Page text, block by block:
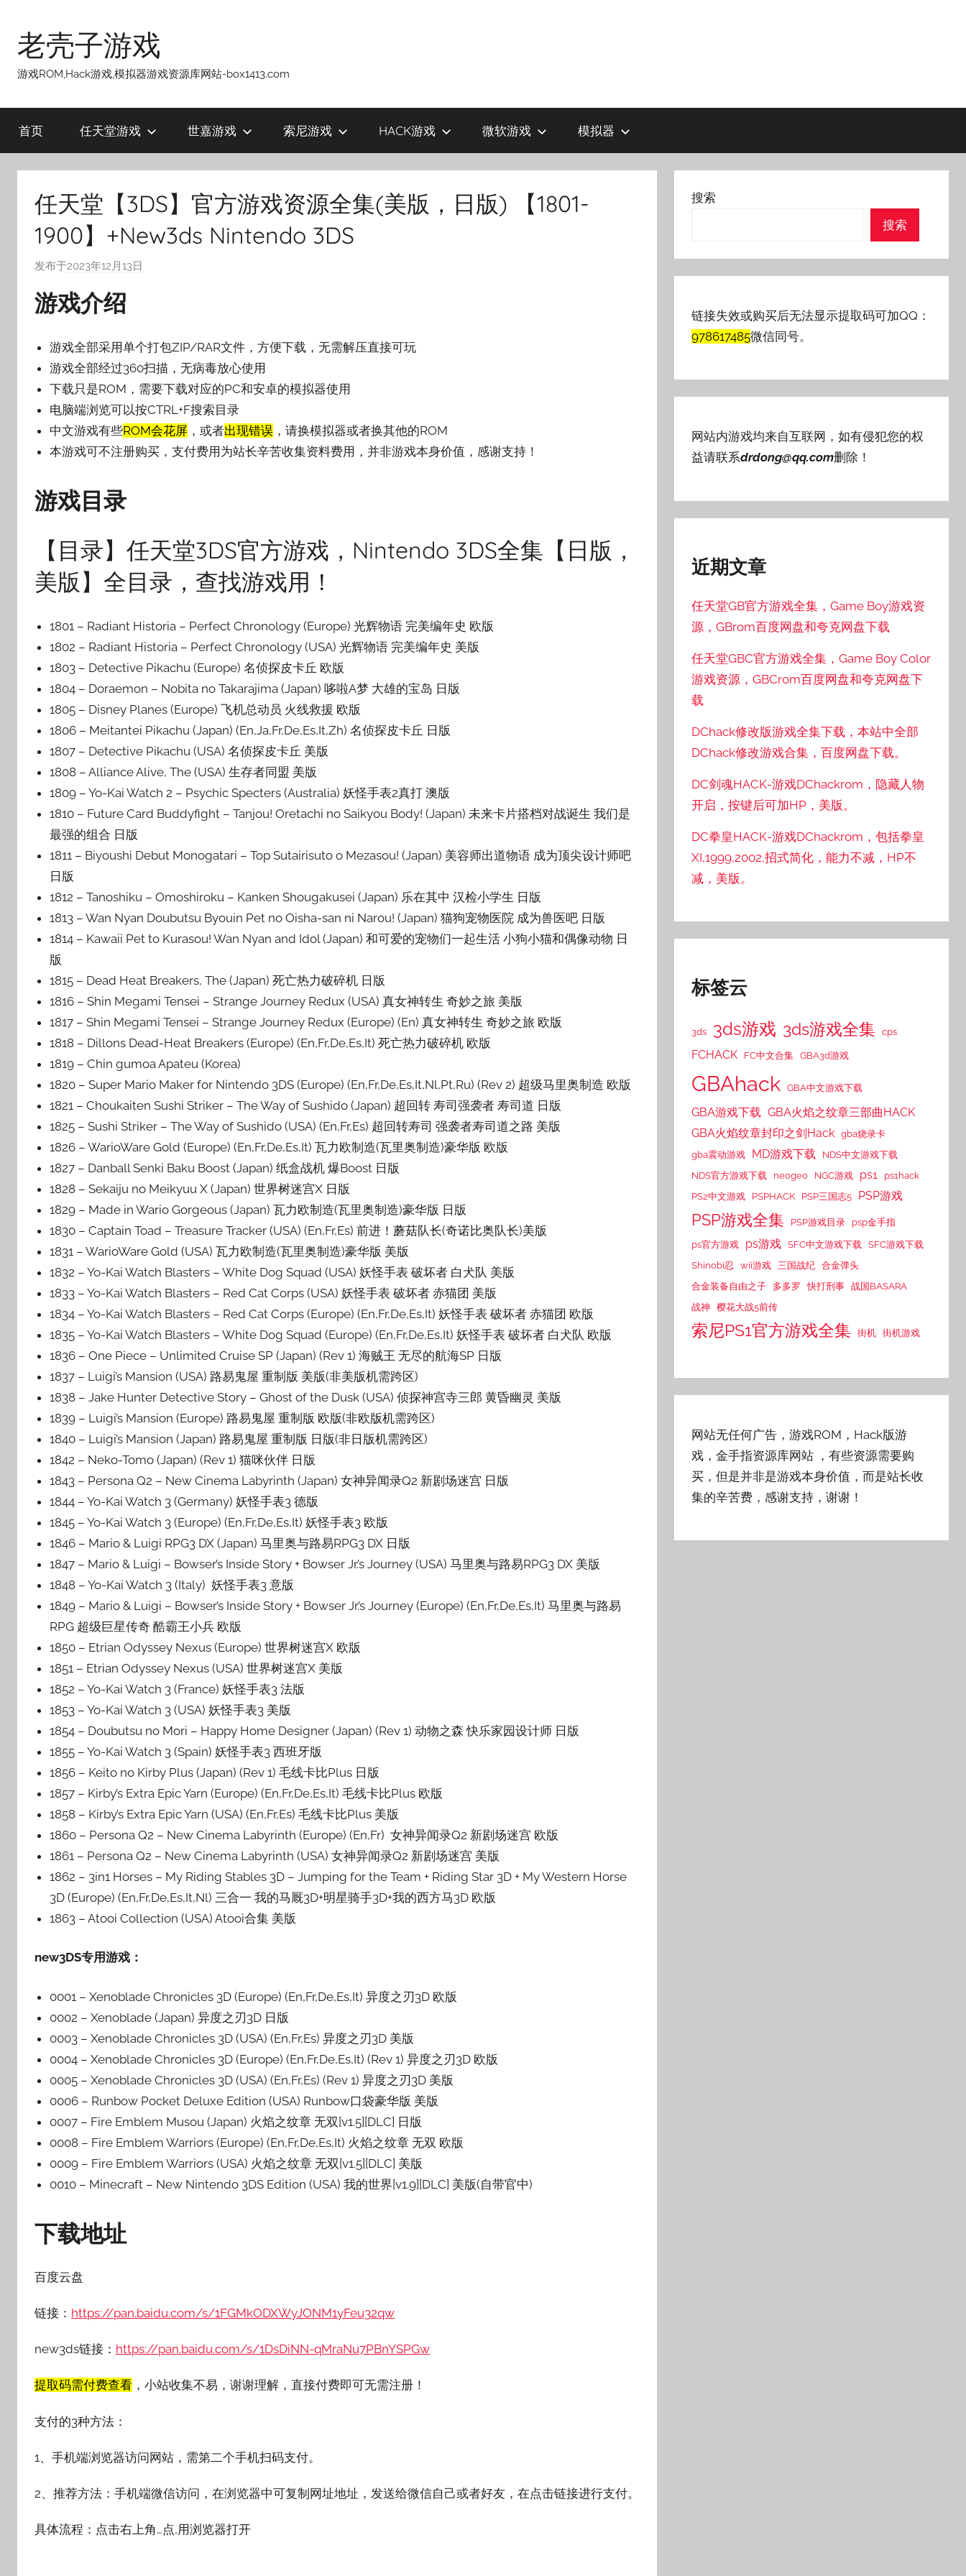
老壳子游戏
游戏ROM,Hack游戏,模拟器游戏资源库网站-box1413.com
首页 任天堂游戏 世嘉游戏 索尼游戏 HACK游戏 微软游戏 模拟器
任天堂【3DS】官方游戏资源全集(美版，日版) 【1801-
1900】+New3ds Nintendo 3DS
发布于2023年12月13日
壳
游戏介绍
游戏全部采用单个打包ZIP/RAR文件，方便下载，无需解压直接可玩
游戏全部经过360扫描，无病毒放心使用
下载只是ROM，需要下载对应的PC和安卓的模拟器使用
电脑端浏览可以按CTRL+F搜索目录
中文游戏有些ROM会花屏 ，或者出现错误 ，请换模拟器或者换其他的ROM
本游戏可不注册购买，支付费用为站长辛苦收集资料费用，并非游戏本身价值，感谢支持！
游戏目录
【目录】任天堂3DS官方游戏，Nintendo 3DS全集【日版，
美版】全目录，查找游戏用！
1801 – Radiant Historia – Perfect Chronology (Europe) 光辉物语 完美编年史 欧版
1802 – Radiant Historia – Perfect Chronology (USA) 光辉物语 完美编年史 美版
1803 – Detective Pikachu (Europe) 名侦探皮卡丘 欧版
1804 – Doraemon – Nobita no Takarajima (Japan) 哆啦A梦 大雄的宝岛 日版
1805 – Disney Planes (Europe) 飞机总动员 火线救援 欧版
1806 – Meitantei Pikachu (Japan) (En,Ja,Fr,De,Es,It,Zh) 名侦探皮卡丘 日版
1807 – Detective Pikachu (USA) 名侦探皮卡丘 美版
1808 – Alliance Alive, The (USA) 生存者同盟 美版
1809 – Yo-Kai Watch 2 – Psychic Specters (Australia) 妖怪手表2真打 澳版
1810 – Future Card Buddyfight – Tanjou! Oretachi no Saikyou Body! (Japan) 未来卡片搭档对战诞生 我们是
最强的组合 日版
1811 – Biyoushi Debut Monogatari – Top Sutairisuto o Mezasou! (Japan) 美容师出道物语 成为顶尖设计师吧
日版
1812 – Tanoshiku – Omoshiroku – Kanken Shougakusei (Japan) 乐在其中 汉检小学生 日版
1813 – Wan Nyan Doubutsu Byouin Pet no Oisha-san ni Narou! (Japan) 猫狗宠物医院 成为兽医吧 日版
1814 – Kawaii Pet to Kurasou! Wan Nyan and Idol (Japan) 和可爱的宠物们一起生活 小狗小猫和偶像动物 日
版
1815 – Dead Heat Breakers, The (Japan) 死亡热力破碎机 日版
1816 – Shin Megami Tensei – Strange Journey Redux (USA) 真女神转生 奇妙之旅 美版
1817 – Shin Megami Tensei – Strange Journey Redux (Europe) (En) 真女神转生 奇妙之旅 欧版
1818 – Dillons Dead-Heat Breakers (Europe) (En,Fr,De,Es,It) 死亡热力破碎机 欧版
1819 – Chin gumoa Apateu (Korea)
1820 – Super Mario Maker for Nintendo 3DS (Europe) (En,Fr,De,Es,It,Nl,Pt,Ru) (Rev 2) 超级马里奥制造 欧版
1821 – Choukaiten Sushi Striker – The Way of Sushido (Japan) 超回转 寿司强袭者 寿司道 日版
1825 – Sushi Striker – The Way of Sushido (USA) (En,Fr,Es) 超回转寿司 强袭者寿司道之路 美版
1826 – WarioWare Gold (Europe) (En,Fr,De,Es,It) 瓦力欧制造(瓦里奥制造)豪华版 欧版
1827 – Danball Senki Baku Boost (Japan) 纸盒战机 爆Boost 日版
1828 – Sekaiju no Meikyuu X (Japan) 世界树迷宫X 日版
1829 – Made in Wario Gorgeous (Japan) 瓦力欧制造(瓦里奥制造)豪华版 日版
1830 – Captain Toad – Treasure Tracker (USA) (En,Fr,Es) 前进！蘑菇队长(奇诺比奥队长)美版
1831 – WarioWare Gold (USA) 瓦力欧制造(瓦里奥制造)豪华版 美版
1832 – Yo-Kai Watch Blasters – White Dog Squad (USA) 妖怪手表 破坏者 白犬队 美版
1833 – Yo-Kai Watch Blasters – Red Cat Corps (USA) 妖怪手表 破坏者 赤猫团 美版
1834 – Yo-Kai Watch Blasters – Red Cat Corps (Europe) (En,Fr,De,Es,It) 妖怪手表 破坏者 赤猫团 欧版
1835 – Yo-Kai Watch Blasters – White Dog Squad (Europe) (En,Fr,De,Es,It) 妖怪手表 破坏者 白犬队 欧版
1836 – One Piece – Unlimited Cruise SP (Japan) (Rev 1) 海贼王 无尽的航海SP 日版
1837 – Luigi’s Mansion (USA) 路易鬼屋 重制版 美版(非美版机需跨区)
1838 – Jake Hunter Detective Story – Ghost of the Dusk (USA) 侦探神宫寺三郎 黄昏幽灵 美版
1839 – Luigi’s Mansion (Europe) 路易鬼屋 重制版 欧版(非欧版机需跨区)
1840 – Luigi’s Mansion (Japan) 路易鬼屋 重制版 日版(非日版机需跨区)
1842 – Neko-Tomo (Japan) (Rev 1) 猫咪伙伴 日版
1843 – Persona Q2 – New Cinema Labyrinth (Japan) 女神异闻录Q2 新剧场迷宫 日版
1844 – Yo-Kai Watch 3 (Germany) 妖怪手表3 德版
1845 – Yo-Kai Watch 3 (Europe) (En,Fr,De,Es,It) 妖怪手表3 欧版
1846 – Mario & Luigi RPG3 DX (Japan) 马里奥与路易RPG3 DX 日版
1847 – Mario & Luigi – Bowser’s Inside Story + Bowser Jr.’s Journey (USA) 马里奥与路易RPG3 DX 美版
1848 – Yo-Kai Watch 3 (Italy) 妖怪手表3 意版
1849 – Mario & Luigi – Bowser’s Inside Story + Bowser Jr.’s Journey (Europe) (En,Fr,De,Es,It) 马里奥与路易
RPG 超级巨星传奇 酷霸王小兵 欧版
1850 – Etrian Odyssey Nexus (Europe) 世界树迷宫X 欧版
1851 – Etrian Odyssey Nexus (USA) 世界树迷宫X 美版
1852 – Yo-Kai Watch 3 (France) 妖怪手表3 法版
1853 – Yo-Kai Watch 3 (USA) 妖怪手表3 美版
1854 – Doubutsu no Mori – Happy Home Designer (Japan) (Rev 1) 动物之森 快乐家园设计师 日版
1855 – Yo-Kai Watch 3 (Spain) 妖怪手表3 西班牙版
1856 – Keito no Kirby Plus (Japan) (Rev 1) 毛线卡比Plus 日版
1857 – Kirby’s Extra Epic Yarn (Europe) (En,Fr,De,Es,It) 毛线卡比Plus 欧版
1858 – Kirby’s Extra Epic Yarn (USA) (En,Fr,Es) 毛线卡比Plus 美版
1860 – Persona Q2 – New Cinema Labyrinth (Europe) (En,Fr) 女神异闻录Q2 新剧场迷宫 欧版
1861 – Persona Q2 – New Cinema Labyrinth (USA) 女神异闻录Q2 新剧场迷宫 美版
1862 – 3in1 Horses – My Riding Stables 3D – Jumping for the Team + Riding Star 3D + My Western Horse
3D (Europe) (En,Fr,De,Es,It,Nl) 三合一 我的马厩3D+明星骑手3D+我的西方马3D 欧版
1863 – Atooi Collection (USA) Atooi合集 美版
new3DS专用游戏：
0001 – Xenoblade Chronicles 3D (Europe) (En,Fr,De,Es,It) 异度之刃3D 欧版
0002 – Xenoblade (Japan) 异度之刃3D 日版
0003 – Xenoblade Chronicles 3D (USA) (En,Fr,Es) 异度之刃3D 美版
0004 – Xenoblade Chronicles 3D (Europe) (En,Fr,De,Es,It) (Rev 1) 异度之刃3D 欧版
0005 – Xenoblade Chronicles 3D (USA) (En,Fr,Es) (Rev 1) 异度之刃3D 美版
0006 – Runbow Pocket Deluxe Edition (USA) Runbow口袋豪华版 美版
0007 – Fire Emblem Musou (Japan) 火焰之纹章 无双[v1.5][DLC] 日版
0008 – Fire Emblem Warriors (Europe) (En,Fr,De,Es,It) 火焰之纹章 无双 欧版
0009 – Fire Emblem Warriors (USA) 火焰之纹章 无双[v1.5][DLC] 美版
0010 – Minecraft – New Nintendo 3DS Edition (USA) 我的世界[v1.9][DLC] 美版(自带官中)
下载地址
百度云盘
链接： https://pan.baidu.com/s/1FGMkODXWyJONM1yFeu32qw
new3ds链接： https://pan.baidu.com/s/1DsDiNN-qMraNu7PBnYSPGw
提取码需付费查看 ，小站收集不易，谢谢理解，直接付费即可无需注册！
支付的3种方法：
1、手机端浏览器访问网站，需第二个手机扫码支付。
2、推荐方法：手机端微信访问，在浏览器中可复制网址地址，发送给微信自己或者好友，在点击链接进行支付。
具体流程：点击右上角…点,用浏览器打开
搜索
搜索
链接失效或购买后无法显示提取码可加QQ：
978617485微信同号。
网站内游戏均来自互联网，如有侵犯您的权
益请联系drdong@qq.com删除！
近期文章
任天堂GB官方游戏全集，Game Boy游戏资
源，GBrom百度网盘和夸克网盘下载
任天堂GBC官方游戏全集，Game Boy Color
游戏资源，GBCrom百度网盘和夸克网盘下
载
DChack修改版游戏全集下载，本站中全部
DChack修改游戏合集，百度网盘下载。
DC剑魂HACK-游戏DChackrom，隐藏人物
开启，按键后可加HP，美版。
DC拳皇HACK-游戏DChackrom，包括拳皇
XI,1999,2002,招式简化，能力不减，HP不
减，美版。
标签云
3ds 3ds游戏 3ds游戏全集 cps
FCHACK FC中文合集 GBA3d游戏
GBAhack GBA中文游戏下载
GBA游戏下载 GBA火焰之纹章三部曲HACK
GBA火焰纹章封印之剑Hack gba烧录卡
gba震动游戏
MD游戏下载
NDS中文游戏下载
NDS官方游戏下载
neogeo NGC游戏 ps1
ps1hack
PS2中文游戏
PSPHACK PSP三国志5 PSP游戏
PSP游戏全集 PSP游戏目录
psp金手指
ps官方游戏
ps游戏 SFC中文游戏下载 SFC游戏下载
Shinobi忍
wii游戏 三国战纪 合金弹头
合金装备自由之子
多多罗 快打刑事 战国BASARA
战神
樱花大战5前传
索尼PS1官方游戏全集 街机 街机游戏
网站无任何广告，游戏ROM，Hack版游
戏，金手指资源库网站 ，有些资源需要购
买，但是并非是游戏本身价值，而是站长收
集的辛苦费，感谢支持，谢谢！